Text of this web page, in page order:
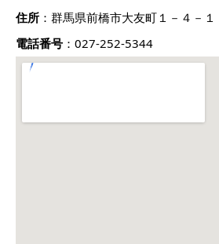
住所 ：群馬県前橋市大友町１－４－１
電話番号 ：027-252-5344